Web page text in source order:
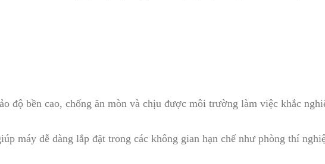
độ bền cao, chống ăn mòn và chịu được môi trường làm việc khắc
máy dễ dàng lắp đặt trong các không gian hạn chế như phòng thí